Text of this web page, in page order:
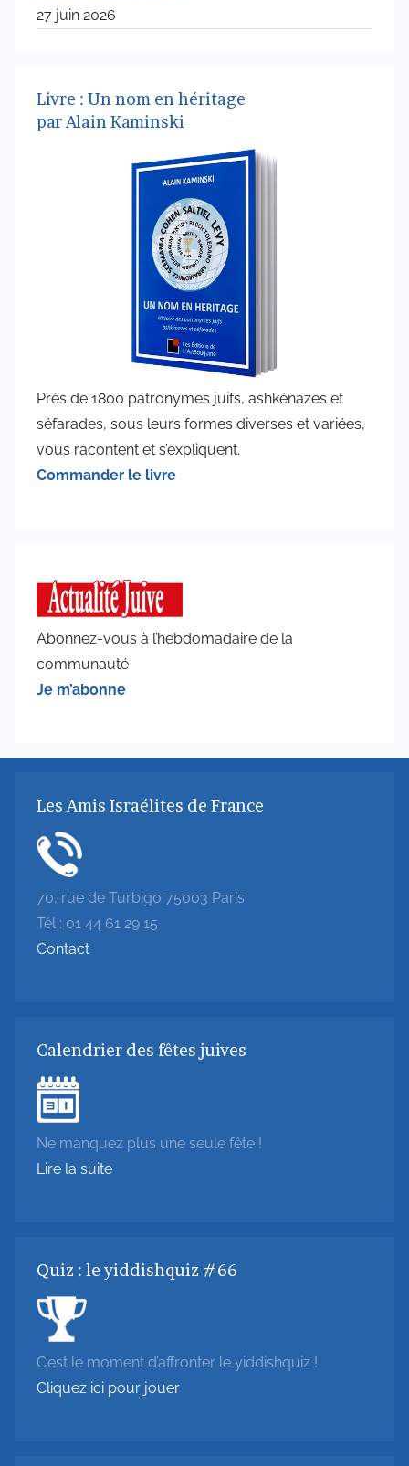
27 juin 2026
Livre : Un nom en héritage
par Alain Kaminski
Près de 1800 patronymes juifs, ashkénazes et
séfarades, sous leurs formes diverses et variées,
vous racontent et s’expliquent.
Commander le livre
Abonnez-vous à l’hebdomadaire de la
communauté
Je m’abonne
Les Amis Israélites de France
70, rue de Turbigo 75003 Paris
Tél : 01 44 61 29 15
Contact
Calendrier des fêtes juives
Ne manquez plus une seule fête !
Lire la suite
Quiz : le yiddishquiz #66
C’est le moment d’affronter le yiddishquiz !
Cliquez ici pour jouer